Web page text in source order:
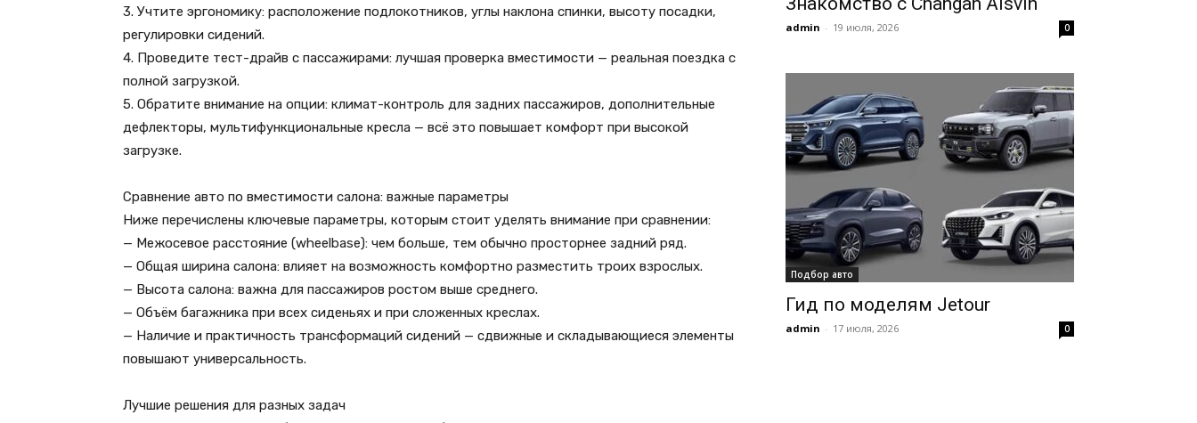
3. Учтите эргономику: расположение подлокотников, углы наклона спинки, высоту посадки,
регулировки сидений.
4. Проведите тест-драйв с пассажирами: лучшая проверка вместимости — реальная поездка с
полной загрузкой.
5. Обратите внимание на опции: климат-контроль для задних пассажиров, дополнительные
дефлекторы, мультифункциональные кресла — всё это повышает комфорт при высокой
загрузке.
Сравнение авто по вместимости салона: важные параметры
Ниже перечислены ключевые параметры, которым стоит уделять внимание при сравнении:
— Межосевое расстояние (wheelbase): чем больше, тем обычно просторнее задний ряд.
— Общая ширина салона: влияет на возможность комфортно разместить троих взрослых.
— Высота салона: важна для пассажиров ростом выше среднего.
— Объём багажника при всех сиденьях и при сложенных креслах.
— Наличие и практичность трансформаций сидений — сдвижные и складывающиеся элементы
повышают универсальность.
Лучшие решения для разных задач
admin - 19 июля, 2026 0
Подбор авто
Гид по моделям Jetour
admin - 17 июля, 2026 0